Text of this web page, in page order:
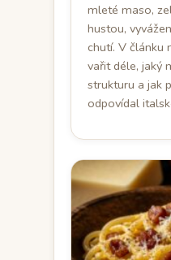
mleté maso,
hustou,
chutí. V článku
vařit déle, jaký
strukturu a jak
odpovídal